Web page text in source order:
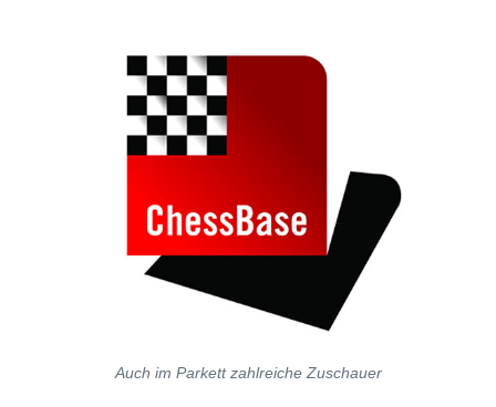
Auch im Parkett zahlreiche Zuschauer